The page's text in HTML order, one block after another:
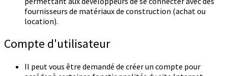
fournisseurs de matériaux de construction (achat ou
location).
Compte d'utilisateur
Il peut vous être demandé de créer un compte pour